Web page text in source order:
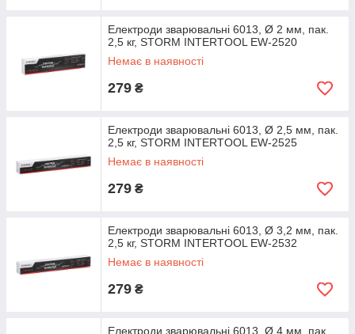
Електроди зварювальні 6013, Ø 2 мм, пак.
2,5 кг, STORM INTERTOOL EW-2520
Немає в наявності
279 ₴
Електроди зварювальні 6013, Ø 2,5 мм, пак.
2,5 кг, STORM INTERTOOL EW-2525
Немає в наявності
279 ₴
Електроди зварювальні 6013, Ø 3,2 мм, пак.
2,5 кг, STORM INTERTOOL EW-2532
Немає в наявності
279 ₴
Електроди зварювальні 6013, Ø 4 мм, пак.